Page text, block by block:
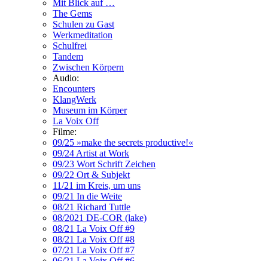
Mit Blick auf …
The Gems
Schulen zu Gast
Werkmeditation
Schulfrei
Tandem
Zwischen Körpern
Audio:
Encounters
KlangWerk
Museum im Körper
La Voix Off
Filme:
09/25 »make the secrets productive!«
09/24 Artist at Work
09/23 Wort Schrift Zeichen
09/22 Ort & Subjekt
11/21 im Kreis, um uns
09/21 In die Weite
08/21 Richard Tuttle
08/2021 DE-COR (lake)
08/21 La Voix Off #9
08/21 La Voix Off #8
07/21 La Voix Off #7